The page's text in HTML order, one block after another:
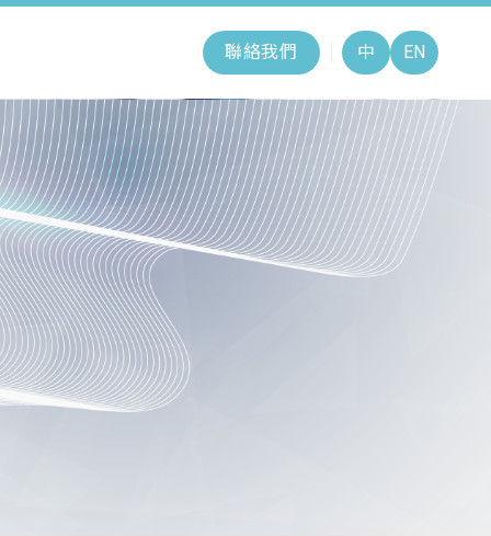
聯絡我們 中 EN